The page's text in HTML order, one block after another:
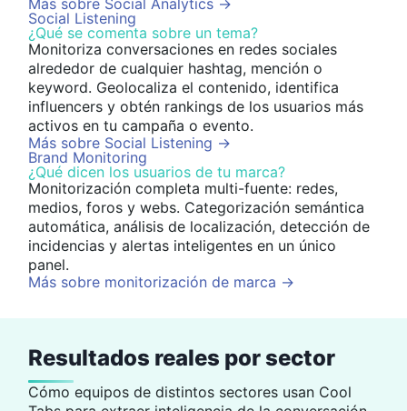
Más sobre Social Analytics →
Social Listening
¿Qué se comenta sobre un tema?
Monitoriza conversaciones en redes sociales
alrededor de cualquier hashtag, mención o
keyword. Geolocaliza el contenido, identifica
influencers y obtén rankings de los usuarios más
activos en tu campaña o evento.
Más sobre Social Listening →
Brand Monitoring
¿Qué dicen los usuarios de tu marca?
Monitorización completa multi-fuente: redes,
medios, foros y webs. Categorización semántica
automática, análisis de localización, detección de
incidencias y alertas inteligentes en un único
panel.
Más sobre monitorización de marca →
Resultados reales por sector
Cómo equipos de distintos sectores usan Cool